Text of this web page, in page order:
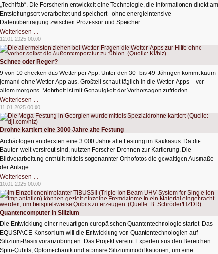
„Techifab“. Die Forscherin entwickelt eine Technologie, die Informationen direkt am
Entstehungsort verarbeitet und speichert– ohne energieintensive
Datenübertragung zwischen Prozessor und Speicher.
Weiterlesen …
ein
neuromorpher
Chip
der
Industrie
helfen
könnte
12.01.2025 00:00
Schnee oder Regen?
9 von 10 checken das Wetter per App. Unter den 30- bis 49-Jährigen kommt kaum
jemand ohne Wetter-App aus. Großteil schaut täglich in die Wetter-Apps – vor
allem morgens. Mehrheit ist mit Genauigkeit der Vorhersagen zufrieden.
Weiterlesen …
oder
Regen?
11.01.2025 00:00
Drohne kartiert eine 3000 Jahre alte Festung
Archäologen entdeckten eine 3.000 Jahre alte Festung im Kaukasus. Da die
Bauten weit verstreut sind, nutzten Forscher Drohnen zur Kartierung. Die
Bildverarbeitung enthüllt mittels sogenannter Orthofotos die gewaltigen Ausmaße
der Anlage
Weiterlesen …
kartiert
eine
3000
Jahre
alte
Festung
10.01.2025 00:00
Quantencomputer in Silizium
Die Entwicklung einer neuartigen europäischen Quantentechnologie startet. Das
EQUSPACE-Konsortium will die Entwicklung von Quantentechnologien auf
Silizium-Basis voranzubringen. Das Projekt vereint Experten aus den Bereichen
Spin-Qubits, Optomechanik und atomare Siliziummodifikationen, um eine